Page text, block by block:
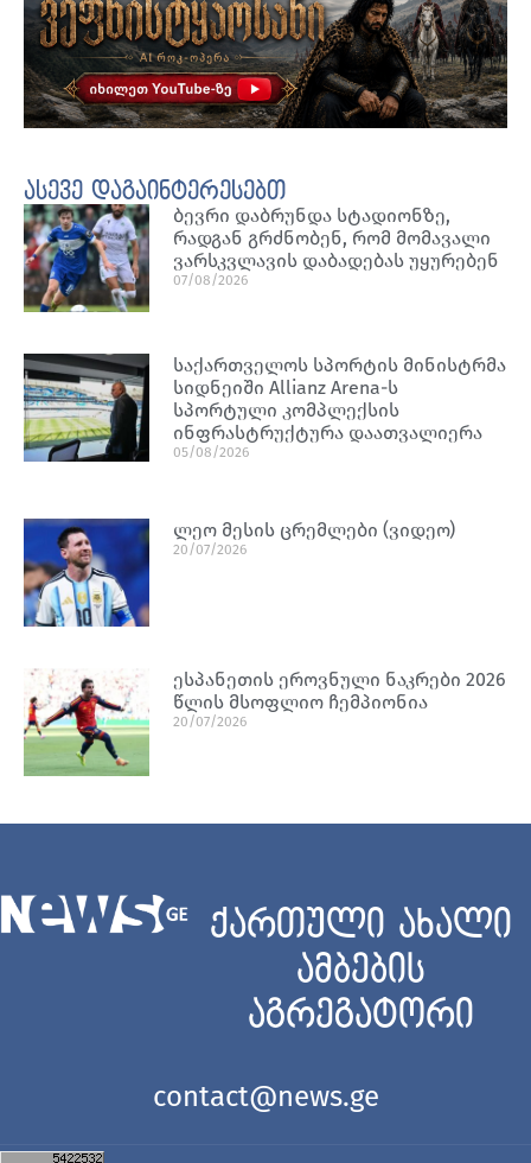
ასევე დაგაინტერესებთ
ბევრი დაბრუნდა სტადიონზე,
რადგან გრძნობენ, რომ მომავალი
ვარსკვლავის დაბადებას უყურებენ
07/08/2026
საქართველოს სპორტის მინისტრმა
სიდნეიში Allianz Arena-ს
სპორტული კომპლექსის
ინფრასტრუქტურა დაათვალიერა
05/08/2026
ლეო მესის ცრემლები (ვიდეო)
20/07/2026
ესპანეთის ეროვნული ნაკრები 2026
წლის მსოფლიო ჩემპიონია
20/07/2026
ქართული ახალი
ამბების
აგრეგატორი
contact@news.ge